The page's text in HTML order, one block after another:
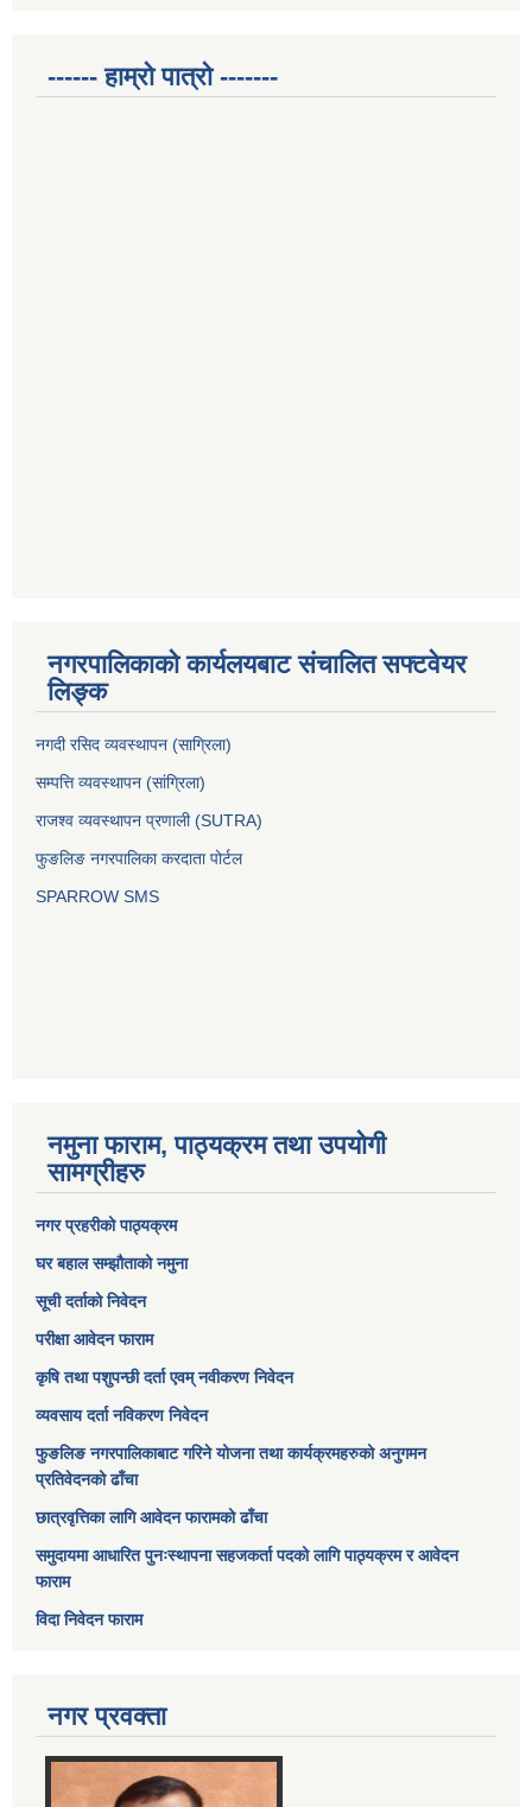
------ हाम्रो पात्रो -------
नगरपालिकाको कार्यलयबाट संचालित सफ्टवेयर
लिङ्क
नगदी रसिद व्यवस्थापन (साग्रिला)
सम्पत्ति व्यवस्थापन (सांग्रिला)
राजश्व व्यवस्थापन प्रणाली (SUTRA)
फुङलिङ नगरपालिका करदाता पोर्टल
SPARROW SMS
नमुना फाराम, पाठ्यक्रम तथा उपयोगी
सामग्रीहरु
नगर प्रहरीको पाठ्यक्रम
घर बहाल सम्झौताको नमुना
सूची दर्ताको निवेदन
परीक्षा आवेदन फाराम
कृषि तथा पशुपन्छी दर्ता एवम् नवीकरण निवेदन
व्यवसाय दर्ता नविकरण निवेदन
फुङलिङ नगरपालिकाबाट गरिने योजना तथा कार्यक्रमहरुको अनुगमन
प्रतिवेदनको ढाँचा
छात्रवृत्तिका लागि आवेदन फारामको ढाँचा
समुदायमा आधारित पुनःस्थापना सहजकर्ता पदको लागि पाठ्यक्रम र आवेदन
फाराम
विदा निवेदन फाराम
नगर प्रवक्ता